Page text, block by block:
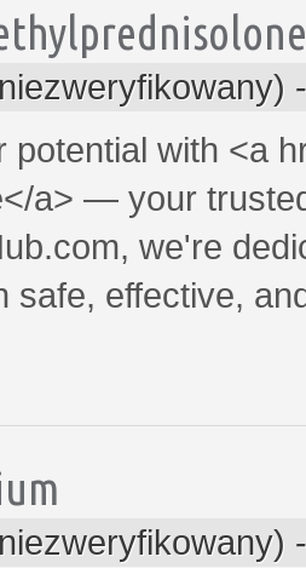
potential with <a
a> — your
we're
safe, effective,